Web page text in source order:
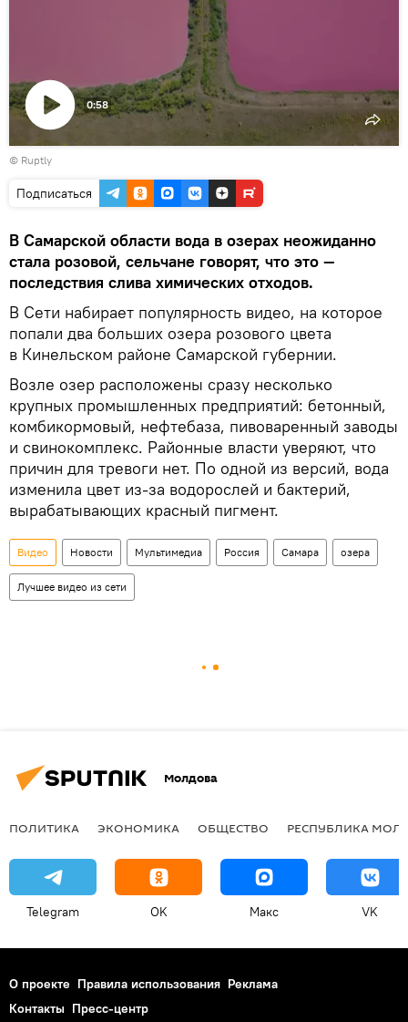
Воспроизвести
видео
0:58
© Ruptly
Подписаться
В Самарской области вода в озерах неожиданно
стала розовой, сельчане говорят, что это —
последствия слива химических отходов.
В Сети набирает популярность видео, на которое
попали два больших озера розового цвета
в Кинельском районе Самарской губернии.
Возле озер расположены сразу несколько
крупных промышленных предприятий: бетонный,
комбикормовый, нефтебаза, пивоваренный заводы
и свинокомплекс. Районные власти уверяют, что
причин для тревоги нет. По одной из версий, вода
изменила цвет из-за водорослей и бактерий,
вырабатывающих красный пигмент.
Видео Новости Мультимедиа Россия Самара озера
Лучшее видео из сети
Молдова
ПОЛИТИКА ЭКОНОМИКА ОБЩЕСТВО РЕСПУБЛИКА
Telegram OK Макс VK
О проекте Правила использования Реклама
Контакты Пресс-центр